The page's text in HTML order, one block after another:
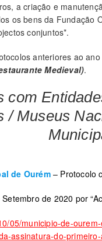
a criação e
os bens da Fundação
conjuntos*.
anteriores ao
Medieval).
com
/ Museus
de Ourém– Protocolo
de 2020 por
05/municipio-de-
assinatura-do-